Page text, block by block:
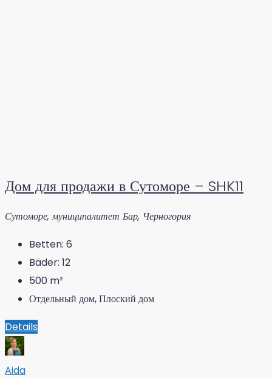
Дом для продажи в Сутоморе – SHK11
Сутоморе, муниципалитет Бар, Черногория
Betten: 6
Bäder: 12
500 m²
Отдельный дом, Плоский дом
Details
Aida